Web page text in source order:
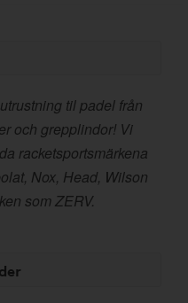
til padel från
och grepplindor! Vi
racketsportsmärkena
Nox, Head, Wilson
som ZERV.